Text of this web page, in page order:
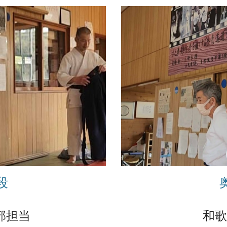
担当 和